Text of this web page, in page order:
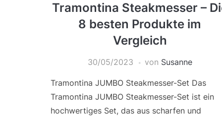
Tramontina Steakmesser –
8 besten Produkte im
Vergleich
30/05/2023 von Susanne
Tramontina JUMBO Steakmesser-Set Das
Tramontina JUMBO Steakmesser-Set ist ein
hochwertiges Set, das aus scharfen und